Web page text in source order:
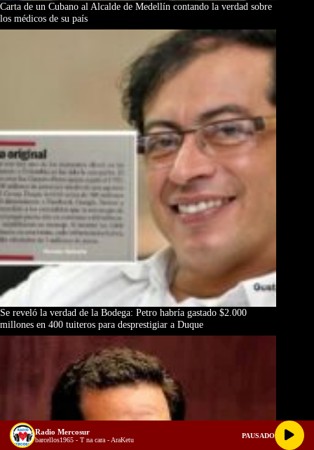
Carta de un Cubano al Alcalde de Medellín contando la verdad sobre
los médicos de su país
Se reveló la verdad de la Bodega: Petro habría gastado $2.000
millones en 400 tuiteros para desprestigiar a Duque
Radio Mercosur
barcellos1965 - T na cara - AraKetu
PAUSADO